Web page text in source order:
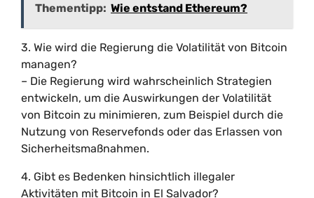
Thementipp: Wie entstand Ethereum?
3. Wie wird die Regierung die Volatilität von Bitcoin
managen?
– Die Regierung wird wahrscheinlich Strategien
entwickeln, um die Auswirkungen der Volatilität
von Bitcoin zu minimieren, zum Beispiel durch die
Nutzung von Reservefonds oder das Erlassen von
Sicherheitsmaßnahmen.
4. Gibt es Bedenken hinsichtlich illegaler
Aktivitäten mit Bitcoin in El Salvador?